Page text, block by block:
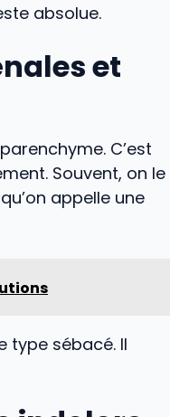
absolue.
et
C’est
Souvent, on le
appelle une
type sébacé. Il